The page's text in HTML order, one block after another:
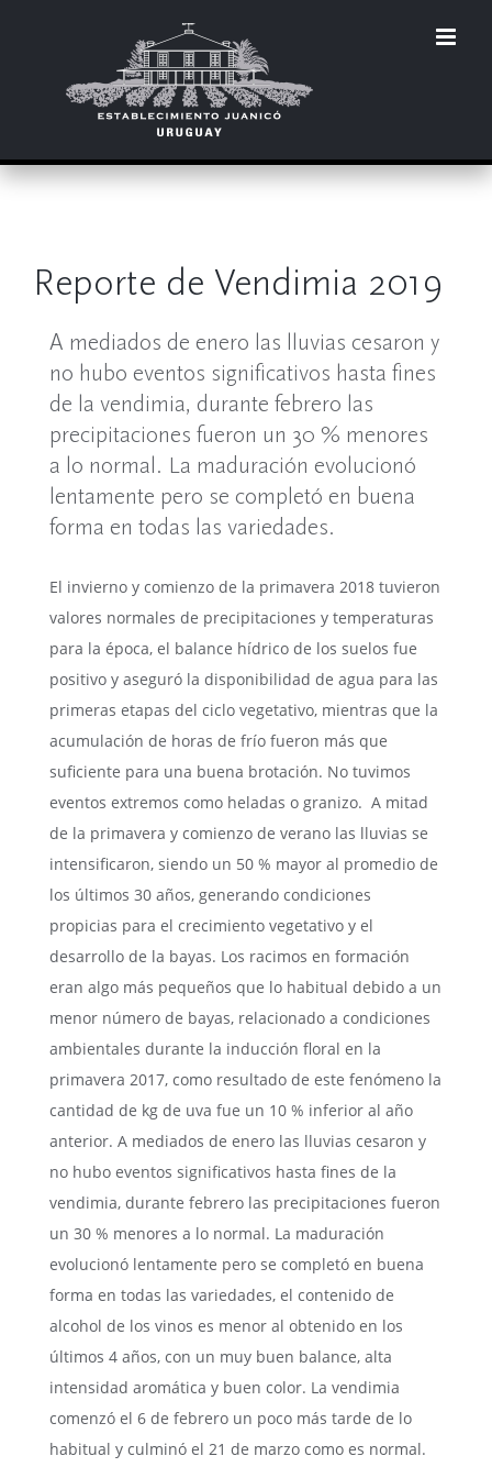
Reporte de Vendimia 2019
A mediados de enero las lluvias cesaron y
no hubo eventos significativos hasta fines
de la vendimia, durante febrero las
precipitaciones fueron un 30 % menores
a lo normal. La maduración evolucionó
lentamente pero se completó en buena
forma en todas las variedades.
El invierno y comienzo de la primavera 2018 tuvieron
valores normales de precipitaciones y temperaturas
para la época, el balance hídrico de los suelos fue
positivo y aseguró la disponibilidad de agua para las
primeras etapas del ciclo vegetativo, mientras que la
acumulación de horas de frío fueron más que
suficiente para una buena brotación. No tuvimos
eventos extremos como heladas o granizo. A mitad
de la primavera y comienzo de verano las lluvias se
intensificaron, siendo un 50 % mayor al promedio de
los últimos 30 años, generando condiciones
propicias para el crecimiento vegetativo y el
desarrollo de la bayas. Los racimos en formación
eran algo más pequeños que lo habitual debido a un
menor número de bayas, relacionado a condiciones
ambientales durante la inducción floral en la
primavera 2017, como resultado de este fenómeno la
cantidad de kg de uva fue un 10 % inferior al año
anterior. A mediados de enero las lluvias cesaron y
no hubo eventos significativos hasta fines de la
vendimia, durante febrero las precipitaciones fueron
un 30 % menores a lo normal. La maduración
evolucionó lentamente pero se completó en buena
forma en todas las variedades, el contenido de
alcohol de los vinos es menor al obtenido en los
últimos 4 años, con un muy buen balance, alta
intensidad aromática y buen color. La vendimia
comenzó el 6 de febrero un poco más tarde de lo
habitual y culminó el 21 de marzo como es normal.